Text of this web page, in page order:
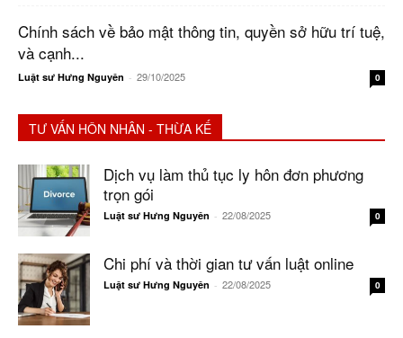
Chính sách về bảo mật thông tin, quyền sở hữu trí tuệ,
và cạnh...
Luật sư Hưng Nguyên - 29/10/2025 0
TƯ VẤN HÔN NHÂN - THỪA KẾ
Dịch vụ làm thủ tục ly hôn đơn phương
trọn gói
Luật sư Hưng Nguyên - 22/08/2025 0
Chi phí và thời gian tư vấn luật online
Luật sư Hưng Nguyên - 22/08/2025 0